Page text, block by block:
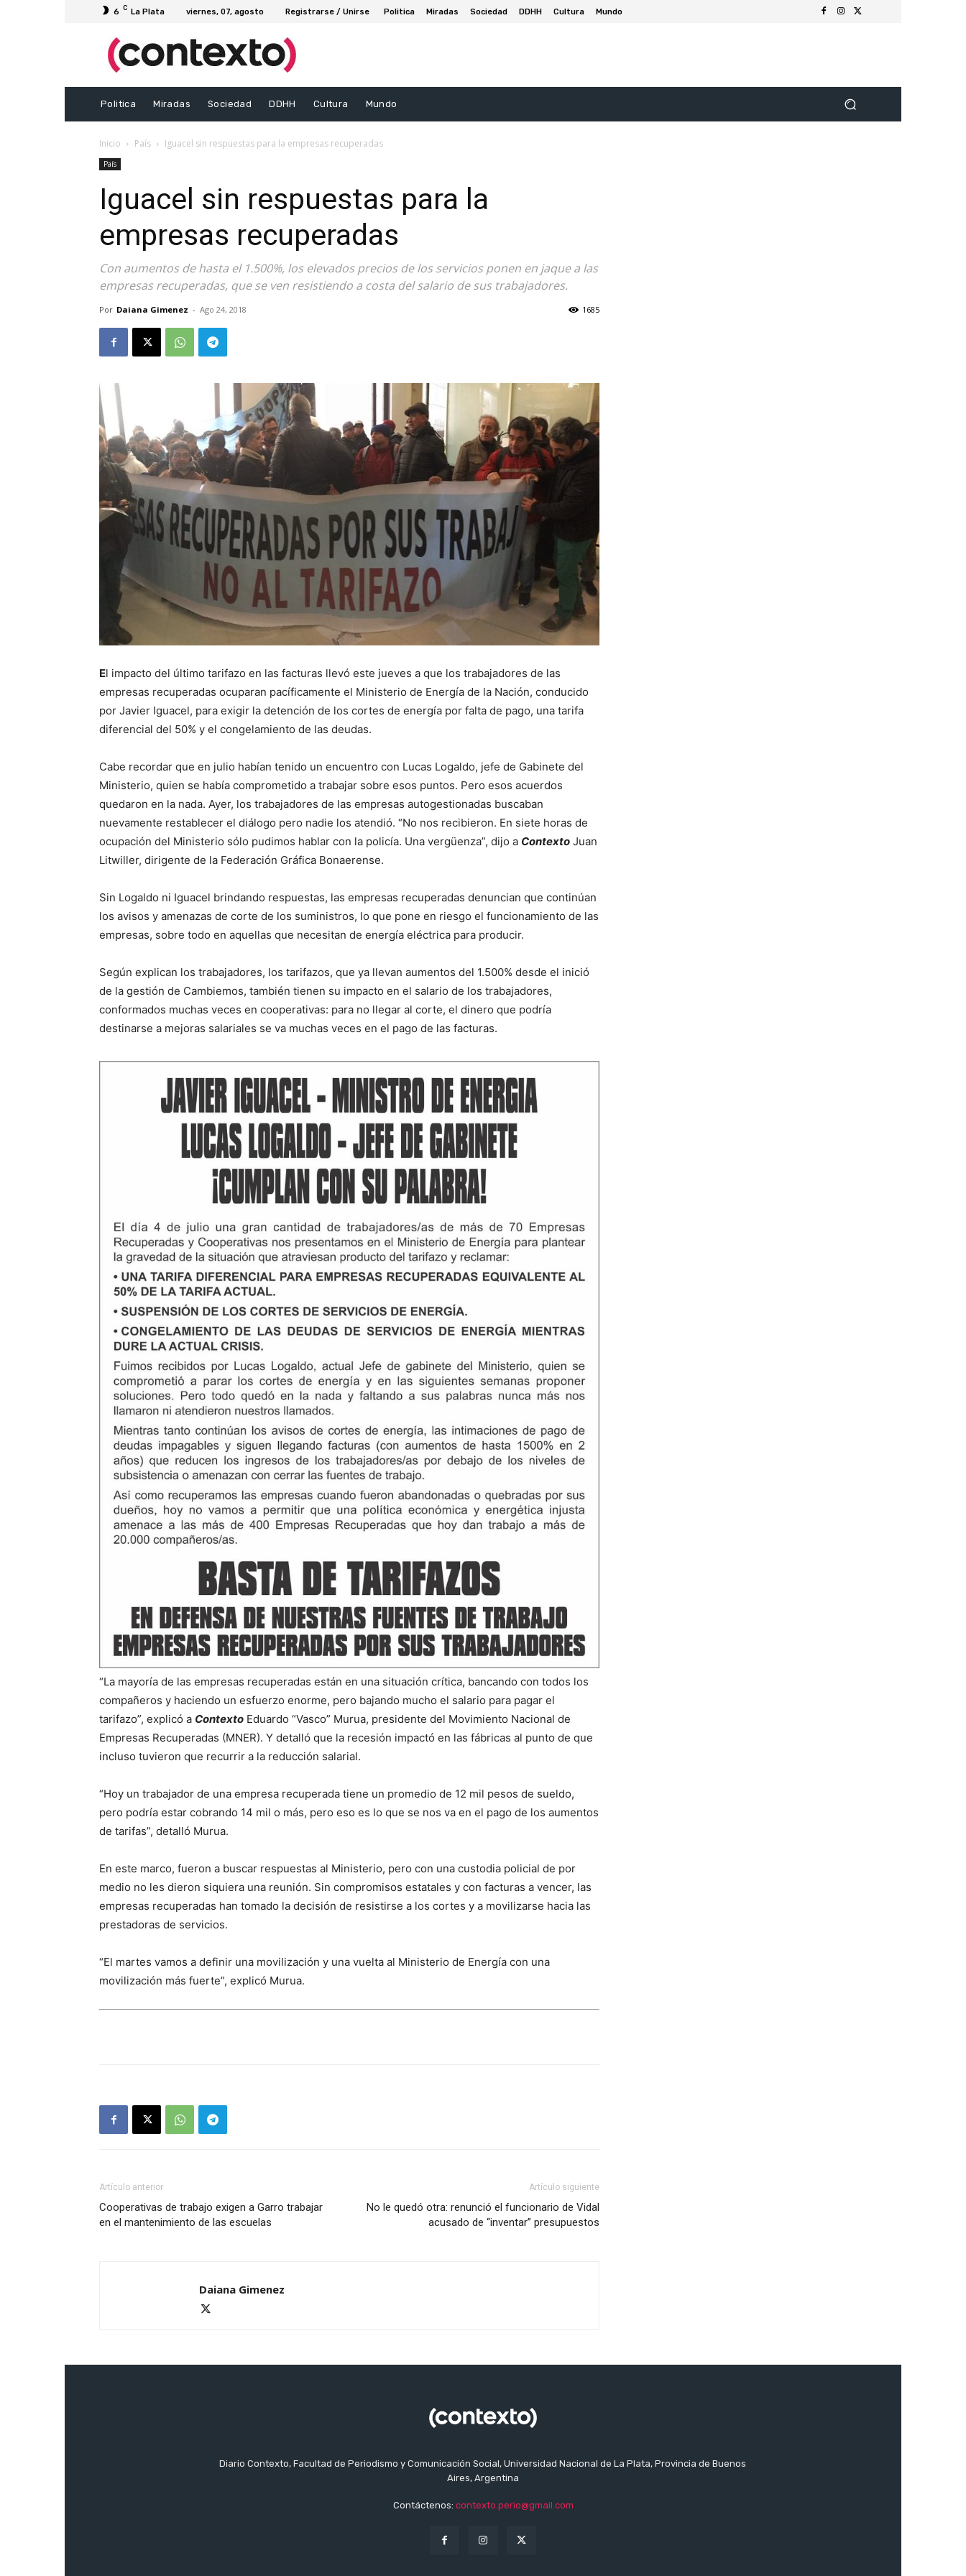
6 C La Plata viernes, 07, agosto Registrarse / Unirse Politica Miradas Sociedad DDHH Cultura Mundo
Politica Miradas Sociedad DDHH Cultura Mundo
Inicio País Iguacel sin respuestas para la empresas recuperadas
País
Iguacel sin respuestas para la
empresas recuperadas
Con aumentos de hasta el 1.500%, los elevados precios de los servicios ponen en jaque a las
empresas recuperadas, que se ven resistiendo a costa del salario de sus trabajadores.
Por Daiana Gimenez - Ago 24, 2018 1685
El impacto del último tarifazo en las facturas llevó este jueves a que los trabajadores de las
empresas recuperadas ocuparan pacíficamente el Ministerio de Energía de la Nación, conducido
por Javier Iguacel, para exigir la detención de los cortes de energía por falta de pago, una tarifa
diferencial del 50% y el congelamiento de las deudas.
Cabe recordar que en julio habían tenido un encuentro con Lucas Logaldo, jefe de Gabinete del
Ministerio, quien se había comprometido a trabajar sobre esos puntos. Pero esos acuerdos
quedaron en la nada. Ayer, los trabajadores de las empresas autogestionadas buscaban
nuevamente restablecer el diálogo pero nadie los atendió. “No nos recibieron. En siete horas de
ocupación del Ministerio sólo pudimos hablar con la policía. Una vergüenza”, dijo a Contexto Juan
Litwiller, dirigente de la Federación Gráfica Bonaerense.
Sin Logaldo ni Iguacel brindando respuestas, las empresas recuperadas denuncian que continúan
los avisos y amenazas de corte de los suministros, lo que pone en riesgo el funcionamiento de las
empresas, sobre todo en aquellas que necesitan de energía eléctrica para producir.
Según explican los trabajadores, los tarifazos, que ya llevan aumentos del 1.500% desde el inició
de la gestión de Cambiemos, también tienen su impacto en el salario de los trabajadores,
conformados muchas veces en cooperativas: para no llegar al corte, el dinero que podría
destinarse a mejoras salariales se va muchas veces en el pago de las facturas.
“La mayoría de las empresas recuperadas están en una situación crítica, bancando con todos los
compañeros y haciendo un esfuerzo enorme, pero bajando mucho el salario para pagar el
tarifazo”, explicó a Contexto Eduardo “Vasco” Murua, presidente del Movimiento Nacional de
Empresas Recuperadas (MNER). Y detalló que la recesión impactó en las fábricas al punto de que
incluso tuvieron que recurrir a la reducción salarial.
“Hoy un trabajador de una empresa recuperada tiene un promedio de 12 mil pesos de sueldo,
pero podría estar cobrando 14 mil o más, pero eso es lo que se nos va en el pago de los aumentos
de tarifas”, detalló Murua.
En este marco, fueron a buscar respuestas al Ministerio, pero con una custodia policial de por
medio no les dieron siquiera una reunión. Sin compromisos estatales y con facturas a vencer, las
empresas recuperadas han tomado la decisión de resistirse a los cortes y a movilizarse hacia las
prestadoras de servicios.
“El martes vamos a definir una movilización y una vuelta al Ministerio de Energía con una
movilización más fuerte”, explicó Murua.
Artículo anterior
Cooperativas de trabajo exigen a Garro trabajar
en el mantenimiento de las escuelas
Artículo siguiente
No le quedó otra: renunció el funcionario de Vidal
acusado de “inventar” presupuestos
Daiana Gimenez
Diario Contexto, Facultad de Periodismo y Comunicación Social, Universidad Nacional de La Plata, Provincia de Buenos
Aires, Argentina
Contáctenos: contexto.perio@gmail.com